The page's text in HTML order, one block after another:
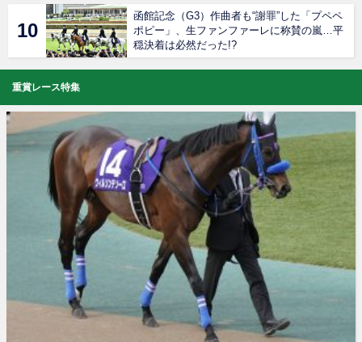
函館記念（G3）作曲者も“謝罪”した「プペペ
ポピー」、生ファンファーレに称賛の嵐…平
穏決着は必然だった!?
重賞レース特集